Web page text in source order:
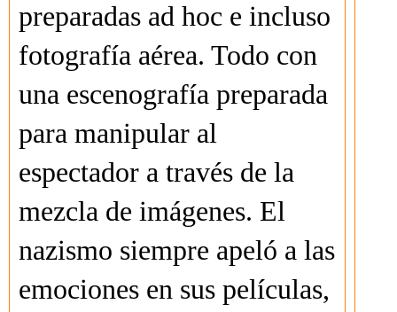
preparadas ad hoc e incluso
fotografía aérea. Todo con
una escenografía preparada
para manipular al
espectador a través de la
mezcla de imágenes. El
nazismo siempre apeló a las
emociones en sus películas,